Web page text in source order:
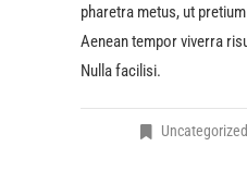
pharetra metus, ut
Aenean tempor viverra
Nulla facilisi.
Uncategorized